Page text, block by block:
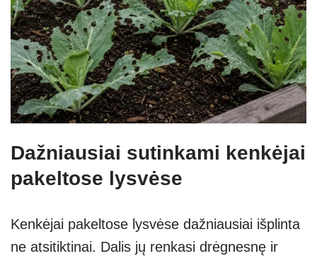
Dažniausiai sutinkami kenkėjai
pakeltose lysvėse
Kenkėjai pakeltose lysvėse dažniausiai išplinta
ne atsitiktinai. Dalis jų renkasi drėgnesnę ir